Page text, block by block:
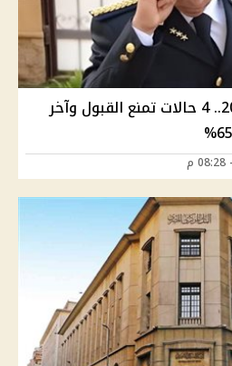
كلية الشرطة 2026-2027.. 4 حالات تمنع القبول وآخر